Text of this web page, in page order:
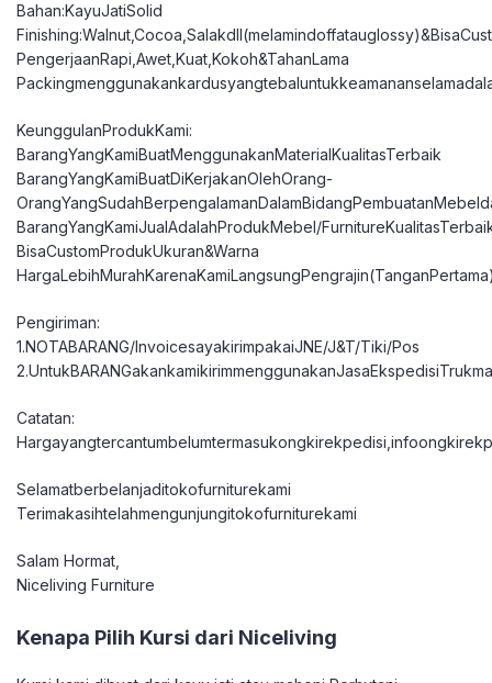
Bahan:KayuJatiSolid
PengerjaanRapi,Awet,Kuat,Kokoh&TahanLama
KeunggulanProdukKami:
BarangYangKamiBuatMenggunakanMaterialKualitasTerbaik
BarangYangKamiBuatDiKerjakanOlehOrang-
BarangYangKamiJualAdalahProdukMebel/
BisaCustomProdukUkuran&Warna
Pengiriman:
1.NOTABARANG/InvoicesayakirimpakaiJNE/J&T/Tiki/Pos
Catatan:
Selamatberbelanjaditokofurniturekami
Terimakasihtelahmengunjungitokofurniturekami
Salam Hormat,
Niceliving Furniture
Kenapa Pilih Kursi dari Niceliving